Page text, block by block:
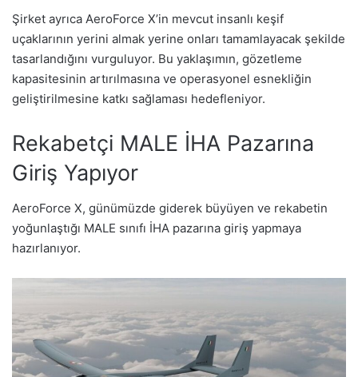
Şirket ayrıca AeroForce X’in mevcut insanlı keşif
uçaklarının yerini almak yerine onları tamamlayacak şekilde
tasarlandığını vurguluyor. Bu yaklaşımın, gözetleme
kapasitesinin artırılmasına ve operasyonel esnekliğin
geliştirilmesine katkı sağlaması hedefleniyor.
Rekabetçi MALE İHA Pazarına
Giriş Yapıyor
AeroForce X, günümüzde giderek büyüyen ve rekabetin
yoğunlaştığı MALE sınıfı İHA pazarına giriş yapmaya
hazırlanıyor.